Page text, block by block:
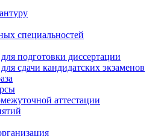
специальностей
подготовки диссертации
сдачи кандидатских экзаменов
аттестации